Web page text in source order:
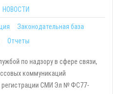
НОВОСТИ
Законодательная база
Отчеты
по надзору в сфере связи,
коммуникаций
регистрации СМИ Эл № ФС77-